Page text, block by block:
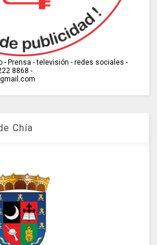
- Prensa - televisión - redes sociales -
8868 -
Chía